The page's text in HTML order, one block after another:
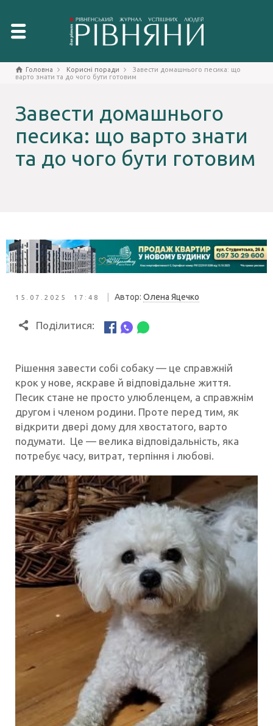
Головна Корисні поради
Завести домашнього песика: що
варто знати та до чого бути готовим
Завести домашнього
песика: що варто знати
та до чого бути готовим
15.07.2025 17:48 Автор: Олена Яцечко
Поділитися:
Рішення завести собі собаку — це справжній
крок у нове, яскраве й відповідальне життя.
Песик стане не просто улюбленцем, а справжнім
другом і членом родини. Проте перед тим, як
відкрити двері дому для хвостатого, варто
подумати. Це — велика відповідальність, яка
потребує часу, витрат, терпіння і любові.